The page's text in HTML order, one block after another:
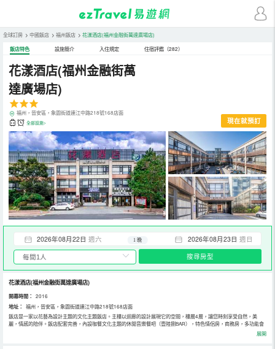
全球訂房 > 中國飯店 > 福州飯店 > 花漾酒店(福州金融街萬達廣場店)
飯店特色 設施簡介 入住規定 住宿評鑑（282）
花漾酒店(福州金融街萬
達廣場店)
福州，晉安區，象園街道連江中路218號168店面
全部設施> 現在就預訂
2026年08月22日 週六 2026年08月23日 週日
1 晚
搜尋房型
花漾酒店(福州金融街萬達廣場店)
開幕時間： 2016
地址：
福州，晉安區，象園街道連江中路218號168店面
飯店是一家以花藝為設計主題的文化主題飯店。主樓以迴廊的設計展現它的空間，樓層4層，讓您時刻享受自然，美
麗，情感的陪伴。飯店配套完善，內設咖餐文化主題的休閒音樂餐吧（壹陸捌BAR），特色情侶房，商務房，多功能會
展開